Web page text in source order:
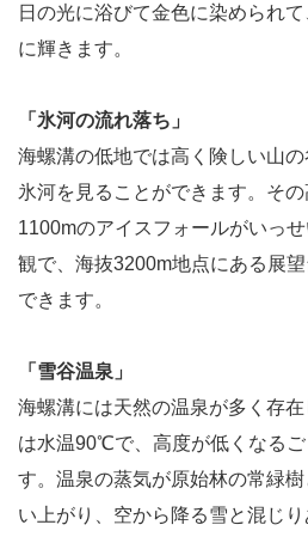
日の光に浴びて金色に染められ
に輝きます。
「氷河の流れ落ち」
海螺溝の低地では高く険しい山
氷河を見ることができます。そ
1100mのアイスフォールがいっ
観で、海抜3200m地点にある展
できます。
「雪谷温泉」
海螺溝には天然の温泉が多く存
は水温90℃で、高度が低くなるご
す。温泉の蒸気が原始林の常緑
い上がり、空から降る雪と混じ